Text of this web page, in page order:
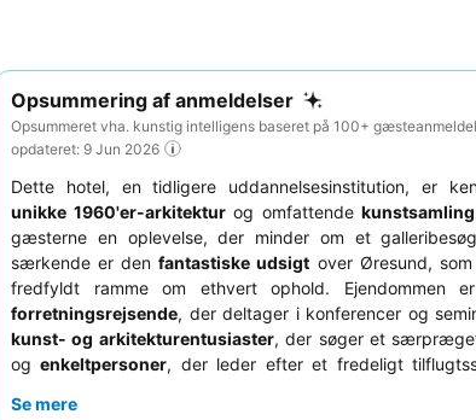
Opsummering af anmeldelser
Opsummeret vha. kunstig intelligens baseret på 100+
opdateret: 9 Jun 2026
Dette hotel, en tidligere uddannelsesinstitution, er
unikke 1960'er-arkitekturog omfattende kunstsamling
gæsterne en oplevelse, der minder om et
særkende er denfantastiske udsigt over Øresund,
fredfyldt ramme om ethvert ophold. Ejendommen
forretningsrejsende, der deltager i konferencer og
kunst- og arkitekturentusiaster, der søger et
ogenkeltpersoner, der leder efter et fredeligt
fremhæver konsekvent det
Se mere